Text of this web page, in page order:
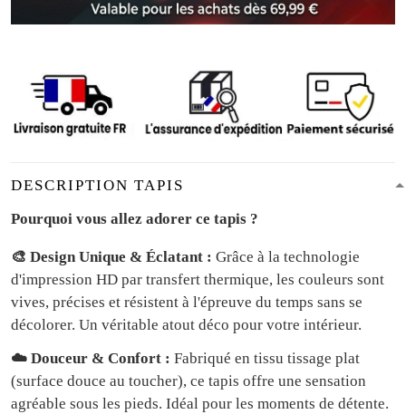
DESCRIPTION TAPIS
Pourquoi vous allez adorer ce tapis ?
🎨 Design Unique & Éclatant : Grâce à la technologie
d'impression HD par transfert thermique, les couleurs sont
vives, précises et résistent à l'épreuve du temps sans se
décolorer. Un véritable atout déco pour votre intérieur.
☁️ Douceur & Confort : Fabriqué en tissu tissage plat
(surface douce au toucher), ce tapis offre une sensation
agréable sous les pieds. Idéal pour les moments de détente.